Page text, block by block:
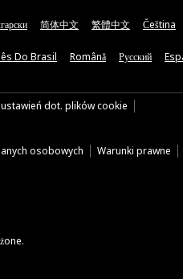
简体中文 繁體中文 Čeština
Do Brasil Română Русский
dot. plików cookie
osobowych Warunki prawne